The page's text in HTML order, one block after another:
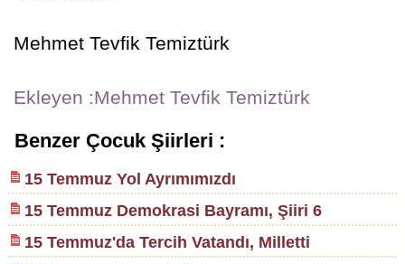
Mehmet Tevfik Temiztürk
Ekleyen :Mehmet Tevfik Temiztürk
Benzer Çocuk Şiirleri :
15 Temmuz Yol Ayrımımızdı
15 Temmuz Demokrasi Bayramı, Şiiri 6
15 Temmuz'da Tercih Vatandı, Milletti